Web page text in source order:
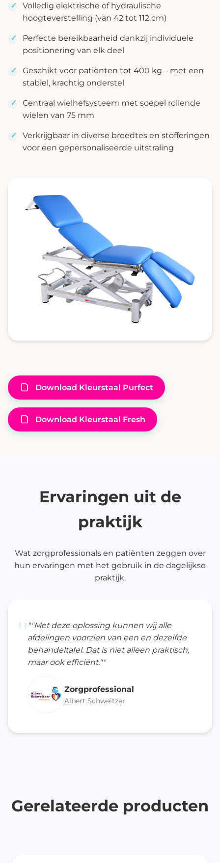
Volledig elektrische of hydraulische
hoogteverstelling (van 42 tot 112 cm)
Perfecte bereikbaarheid dankzij individuele
positionering van elk deel
Geschikt voor patiënten tot 400 kg – met een
stabiel, krachtig onderstel
Centraal wielhefsysteem met soepel rollende
wielen van 75 mm
Verkrijgbaar in diverse breedtes en stofferingen
voor een gepersonaliseerde uitstraling
Download Kleurstaal Purfect
Download Kleurstaal Fresh
Ervaringen uit de
praktijk
Wat zorgprofessionals en patiënten zeggen over
hun ervaringen met het gebruik in de dagelijkse
praktijk.
"""Met deze oplossing kunnen wij alle
afdelingen voorzien van een en dezelfde
behandeltafel. Dat is niet alleen praktisch,
maar ook efficiënt.""
Zorgprofessional
Albert Schweitzer
Gerelateerde producten